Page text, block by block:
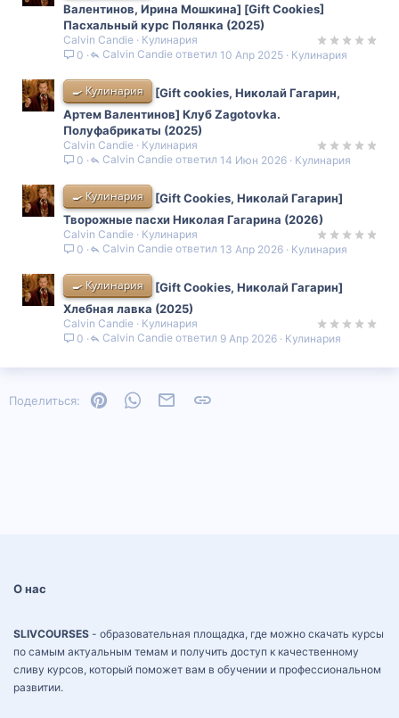
Валентинов, Ирина Мошкина] [Gift Cookies]
Пасхальный курс Полянка (2025)
Calvin Candie
Кулинария
0
Кулинария
10 Апр 2025
Calvin Candie
🍳 Кулинария
[Gift cookies, Николай Гагарин,
Артем Валентинов] Клуб Zagotovka.
Полуфабрикаты (2025)
Calvin Candie
Кулинария
0
Кулинария
14 Июн 2026
Calvin Candie
🍳 Кулинария
[Gift Cookies, Николай Гагарин]
Творожные пасхи Николая Гагарина (2026)
Calvin Candie
Кулинария
0
Кулинария
13 Апр 2026
Calvin Candie
🍳 Кулинария
[Gift Cookies, Николай Гагарин]
Хлебная лавка (2025)
Calvin Candie
Кулинария
0
Кулинария
9 Апр 2026
Calvin Candie
Поделиться: PinterestWhatsAppЭлектронная почта
О нас
SLIVCOURSES - образовательная площадка, где можно скачать курсы
по самым актуальным темам и получить доступ к качественному
сливу курсов, который поможет вам в обучении и профессиональном
развитии.